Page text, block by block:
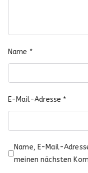
Name *
E-Mail-Adresse *
Name, E-Mail-
meinen nächsten